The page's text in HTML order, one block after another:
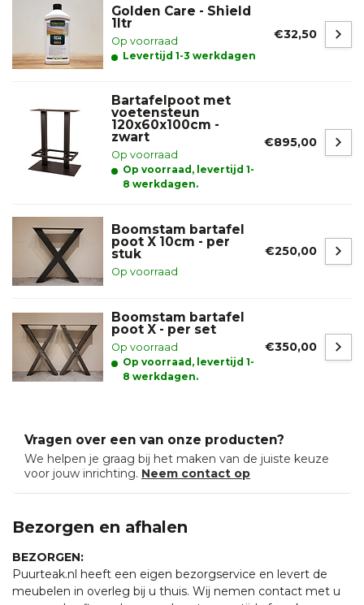
Golden Care - Shield
1ltr
Op voorraad
Levertijd 1-3 werkdagen
€32,50
Bartafelpoot met
voetensteun
120x60x100cm -
zwart
Op voorraad
Op voorraad, levertijd 1-
8 werkdagen.
€895,00
Boomstam bartafel
poot X 10cm - per
stuk
Op voorraad
€250,00
Boomstam bartafel
poot X - per set
Op voorraad
Op voorraad, levertijd 1-
8 werkdagen.
€350,00
Vragen over een van onze producten?
We helpen je graag bij het maken van de juiste keuze
voor jouw inrichting. Neem contact op
Bezorgen en afhalen
BEZORGEN:
Puurteak.nl heeft een eigen bezorgservice en levert de
meubelen in overleg bij u thuis. Wij nemen contact met u